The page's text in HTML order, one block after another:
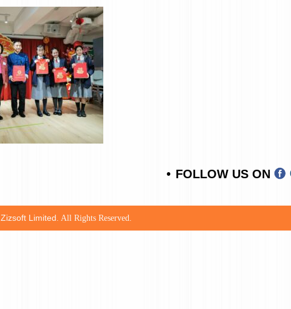
FOLLOW US ON
Zizsoft Limited . All Rights Reserved.